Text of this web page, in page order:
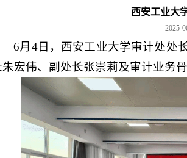
西安工业大
2025-
6月4日，西安工业大学审计处处
宏伟、副处长张崇莉及审计业务骨